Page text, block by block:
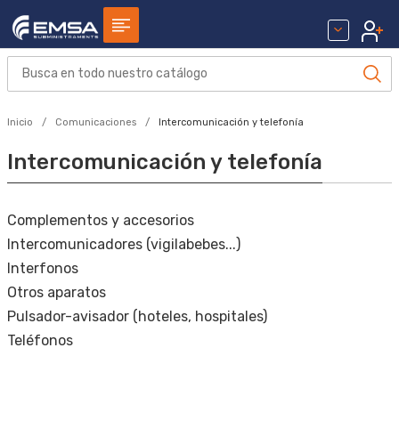
Inicio Comunicaciones Intercomunicación y telefonía
Intercomunicación y telefonía
Complementos y accesorios
Intercomunicadores (vigilabebes...)
Interfonos
Otros aparatos
Pulsador-avisador (hoteles, hospitales)
Teléfonos